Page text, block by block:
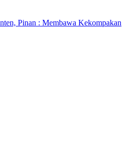
Pinan : Membawa Kekompakan